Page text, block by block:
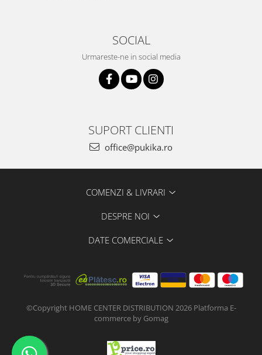
SOCIAL
Urmareste-ne in social media
SUPORT CLIENTI
office@pukika.ro
COMENZI & LIVRARI
DESPRE NOI
DATE COMERCIALE
©Copyright HOME CENTER DISTRIBUTION 2026 Platforma E-
commerce by Gomag